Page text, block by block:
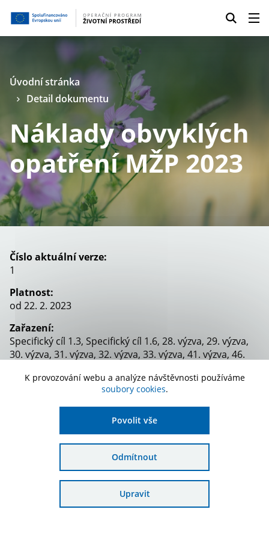
Úvodní stránka
Detail dokumentu
Náklady obvyklých
opatření MŽP 2023
Číslo aktuální verze:
1
Platnost:
od 22. 2. 2023
Zařazení:
Specifický cíl 1.3, Specifický cíl 1.6, 28. výzva, 29. výzva,
30. výzva, 31. výzva, 32. výzva, 33. výzva, 41. výzva, 46.
Stáhnout dokument
Odebírat novinky
K provozování webu a analýze návštěvnosti používáme
soubory cookies.
Povolit vše
Odmítnout
Upravit